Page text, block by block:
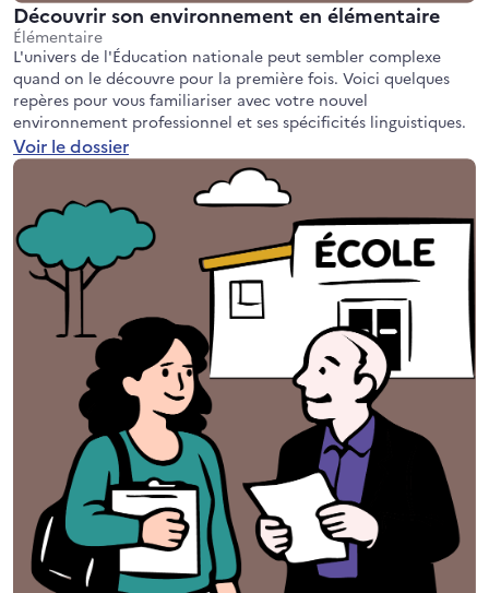
Découvrir son environnement en élémentaire
Élémentaire
L'univers de l'Éducation nationale peut sembler complexe
quand on le découvre pour la première fois. Voici quelques
repères pour vous familiariser avec votre nouvel
environnement professionnel et ses spécificités linguistiques.
Voir le dossier